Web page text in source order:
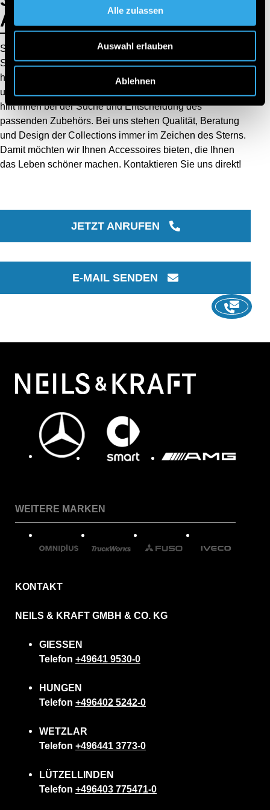
Alle zulassen
Auswahl erlauben
Ablehnen
Antworten.
Sie möchten mehr über unsere Mercedes-Benz Zubehör
Shops oder einzelne Collections erfahren? Neils & Kraft
hat die passenden Ansprechpartner für Sie. Sprechen Sie
uns an, unser Team ist mit Leidenschaft bei der Sache und
hilft Ihnen bei der Suche und Entscheidung des
passenden Zubehörs. Bei uns stehen Qualität, Beratung
und Design der Collections immer im Zeichen des Sterns.
Damit möchten wir Ihnen Accessoires bieten, die Ihnen
das Leben schöner machen. Kontaktieren Sie uns direkt!
JETZT ANRUFEN
E-MAIL SENDEN
WEITERE MARKEN
KONTAKT
NEILS & KRAFT GMBH & CO. KG
GIESSEN
Telefon +49641 9530-0
HUNGEN
Telefon +496402 5242-0
WETZLAR
Telefon +496441 3773-0
LÜTZELLINDEN
Telefon +496403 775471-0